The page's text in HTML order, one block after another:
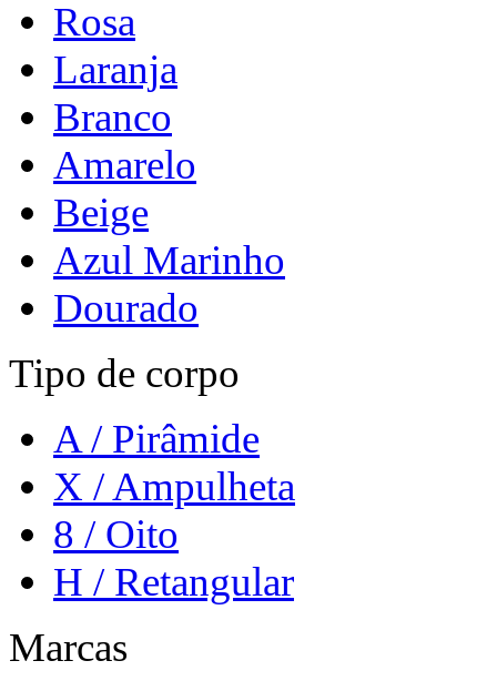
Rosa
Laranja
Branco
Amarelo
Beige
Azul Marinho
Dourado
Tipo de corpo
A / Pirâmide
X / Ampulheta
8 / Oito
H / Retangular
Marcas